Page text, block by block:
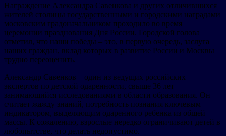
Награждение Александра Савенкова и других отличившихся
жителей столицы государственными и городскими наградами
московским градоначальником проходило во время
церемонии празднования Дня России. Городской голова
отметил, что наши победы – это, в первую очередь, заслуга
наших граждан, вклад которых в развитие России и Москвы
трудно переоценить.
Александр Савенков – один из ведущих российских
экспертов по детской одаренности, свыше 36 лет
занимающийся исследованиями в области образования. Он
считает жажду знаний, потребность познания ключевым
индикатором, выделяющим одаренного ребенка из общей
массы. К сожалению, взрослые нередко ограничивают детей в
любопытстве, что делать недопустимо.